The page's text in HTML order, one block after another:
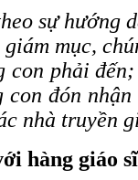
sự
mục,
con phải
con đón
nhà truyền
hàng giáo